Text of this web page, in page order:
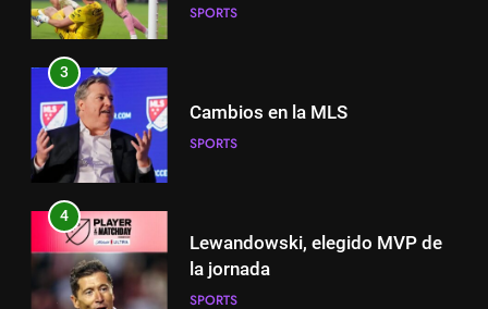
SPORTS
3
Cambios en la MLS
SPORTS
4
Lewandowski, elegido MVP de
la jornada
SPORTS